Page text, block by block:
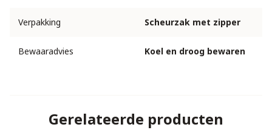
Verpakking Scheurzak met zipper
Bewaaradvies Koel en droog bewaren
Gerelateerde producten